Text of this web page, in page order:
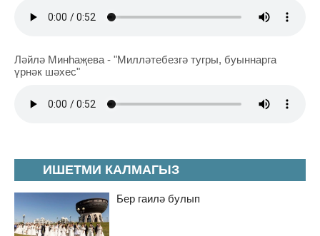
ИШЕТМИ КАЛМАГЫЗ
Бер гаилә булып
Ләйлә Минһаҗева - "Милләтебезгә тугры, буыннарга
үрнәк шәхес"